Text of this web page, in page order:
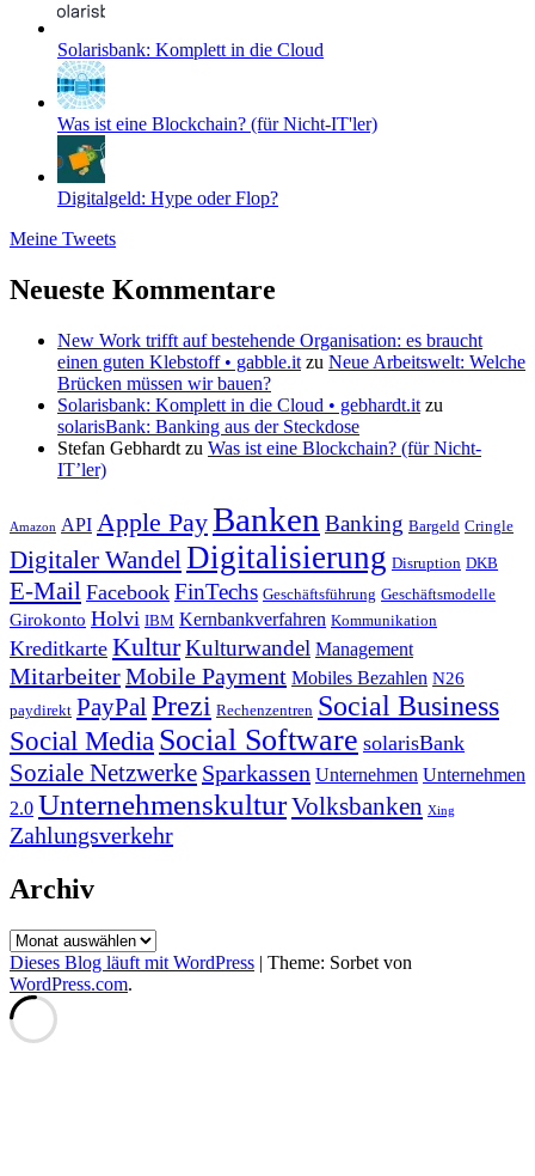
Solarisbank: Komplett in die Cloud
Was ist eine Blockchain? (für Nicht-IT'ler)
Digitalgeld: Hype oder Flop?
Meine Tweets
Neueste Kommentare
New Work trifft auf bestehende Organisation: es braucht
einen guten Klebstoff • gabble.it zu Neue Arbeitswelt: Welche
Brücken müssen wir bauen?
Solarisbank: Komplett in die Cloud • gebhardt.it zu
solarisBank: Banking aus der Steckdose
Stefan Gebhardt zu Was ist eine Blockchain? (für Nicht-
IT’ler)
Amazon API Apple PayBanken Banking Bargeld Cringle
Digitaler WandelDigitalisierung Disruption DKB
E-Mail Facebook FinTechs Geschäftsführung Geschäftsmodelle
Girokonto Holvi IBM Kernbankverfahren Kommunikation
Kreditkarte KulturKulturwandel Management
MitarbeiterMobile Payment Mobiles Bezahlen N26
paydirekt PayPalPrezi Rechenzentren Social Business
Social Media Social Software solarisBank
Soziale Netzwerke Sparkassen Unternehmen Unternehmen
2.0 UnternehmenskulturVolksbanken Xing
Zahlungsverkehr
Archiv
Archiv
Dieses Blog läuft mit WordPress | Theme: Sorbet von
WordPress.com.